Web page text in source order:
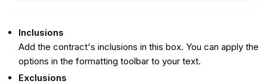
Inclusions
Add the contract's inclusions in this box. You can apply the
options in the formatting toolbar to your text.
Exclusions